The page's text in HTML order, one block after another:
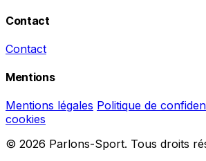
Contact
Contact
Mentions
Mentions légales Politique de
cookies
© 2026 Parlons-Sport. Tous droits